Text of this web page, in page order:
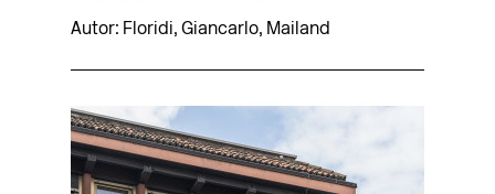
Autor: Floridi, Giancarlo, Mailand